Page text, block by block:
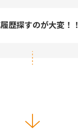
歴探すのが大変！！